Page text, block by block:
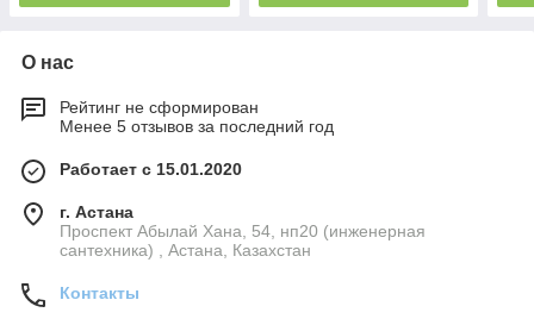
О нас
Рейтинг не сформирован
Менее 5 отзывов за последний год
Работает с 15.01.2020
г. Астана
Проспект Абылай Хана, 54, нп20 (инженерная
сантехника) , Астана, Казахстан
Контакты